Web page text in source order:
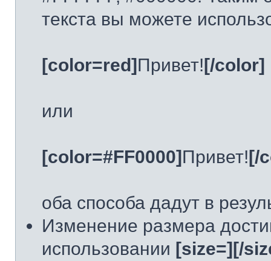
текста вы можете
[color=red]Привет![/color]
или
[color=#FF0000]Привет![/
оба способа дадут в
Изменение размера
использовании [size=][/